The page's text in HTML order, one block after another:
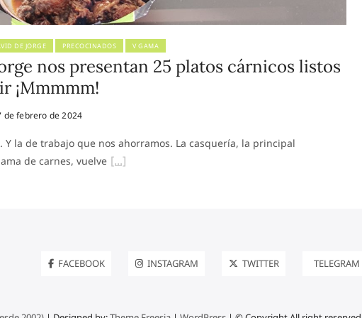
DE JORGE PRECOCINADOS V GAMA
nos presentan 25 platos cárnicos listos
¡Mmmmm!
de febrero de 2024
Y la de trabajo que nos ahorramos. La casquería, la principal
de carnes, vuelve
FACEBOOK INSTAGRAM TWITTER TELEGRAM